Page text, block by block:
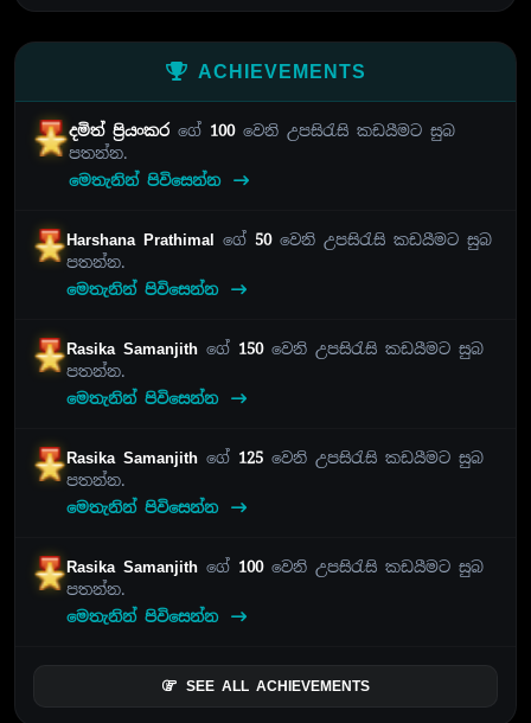
ACHIEVEMENTS
දමිත් ප්‍රියංකරගේ 100වෙනි උපසිරැසි කඩයීමට සුබ
පතන්න.
මෙතැනින් පිවිසෙන්න
Harshana Prathimal ගේ 50වෙනි උපසිරැසි කඩයීමට සුබ
පතන්න.
මෙතැනින් පිවිසෙන්න
Rasika Samanjithගේ 150වෙනි උපසිරැසි කඩයීමට සුබ
පතන්න.
මෙතැනින් පිවිසෙන්න
Rasika Samanjithගේ 125 වෙනි උපසිරැසි කඩයීමට සුබ
පතන්න.
මෙතැනින් පිවිසෙන්න
Rasika Samanjithගේ 100වෙනි උපසිරැසි කඩයීමට සුබ
පතන්න.
මෙතැනින් පිවිසෙන්න
SEE ALL ACHIEVEMENTS